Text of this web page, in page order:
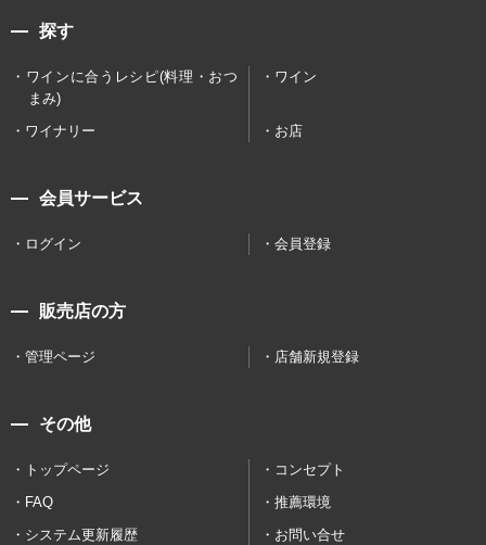
探す
ワインに合うレシピ(料理・おつ
まみ)
ワイン
ワイナリー お店
会員サービス
ログイン 会員登録
販売店の方
管理ページ 店舗新規登録
その他
トップページ
コンセプト
FAQ
推薦環境
システム更新履歴
お問い合せ